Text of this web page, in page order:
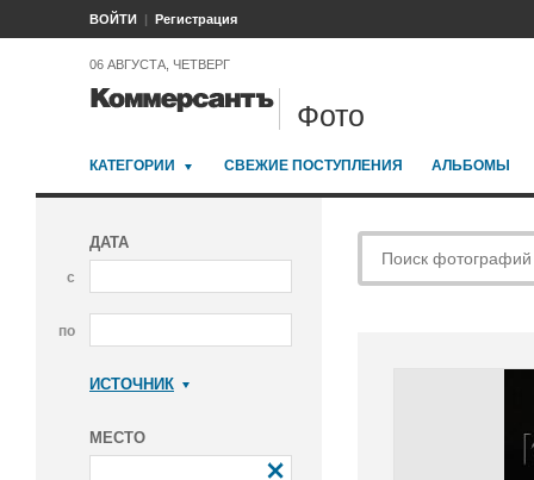
ВОЙТИ Регистрация
06 АВГУСТА, ЧЕТВЕРГ
Фото
КАТЕГОРИИ СВЕЖИЕ ПОСТУПЛЕНИЯ АЛЬБОМЫ
ДАТА
с
по
ИСТОЧНИК
МЕСТО